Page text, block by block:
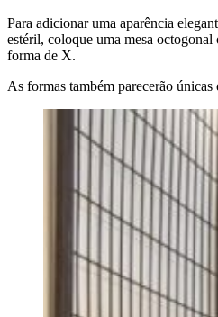
Para adicionar uma aparência
estéril, coloque uma mesa octogonal
forma de X.
As formas também parecerão únicas